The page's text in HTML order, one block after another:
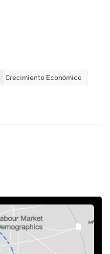
Crecimiento Económico